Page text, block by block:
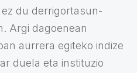
du derrigortasun-
Argi dagoenean
aurrera egiteko indize
duela eta instituzio